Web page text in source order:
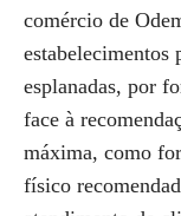
comércio de
estabelecimentos
esplanadas, por
face à
máxima, como
físico